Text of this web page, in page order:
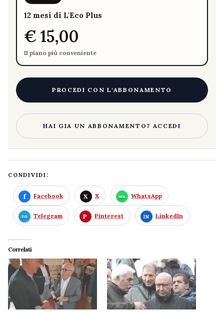
12 mesi di L'Eco Plus
€ 15,00
Il piano più conveniente
PROCEDI CON L'ABBONAMENTO
HAI GIA UN ABBONAMENTO? ACCEDI
CONDIVIDI:
Facebook X WhatsApp
Telegram Pinterest LinkedIn
Correlati